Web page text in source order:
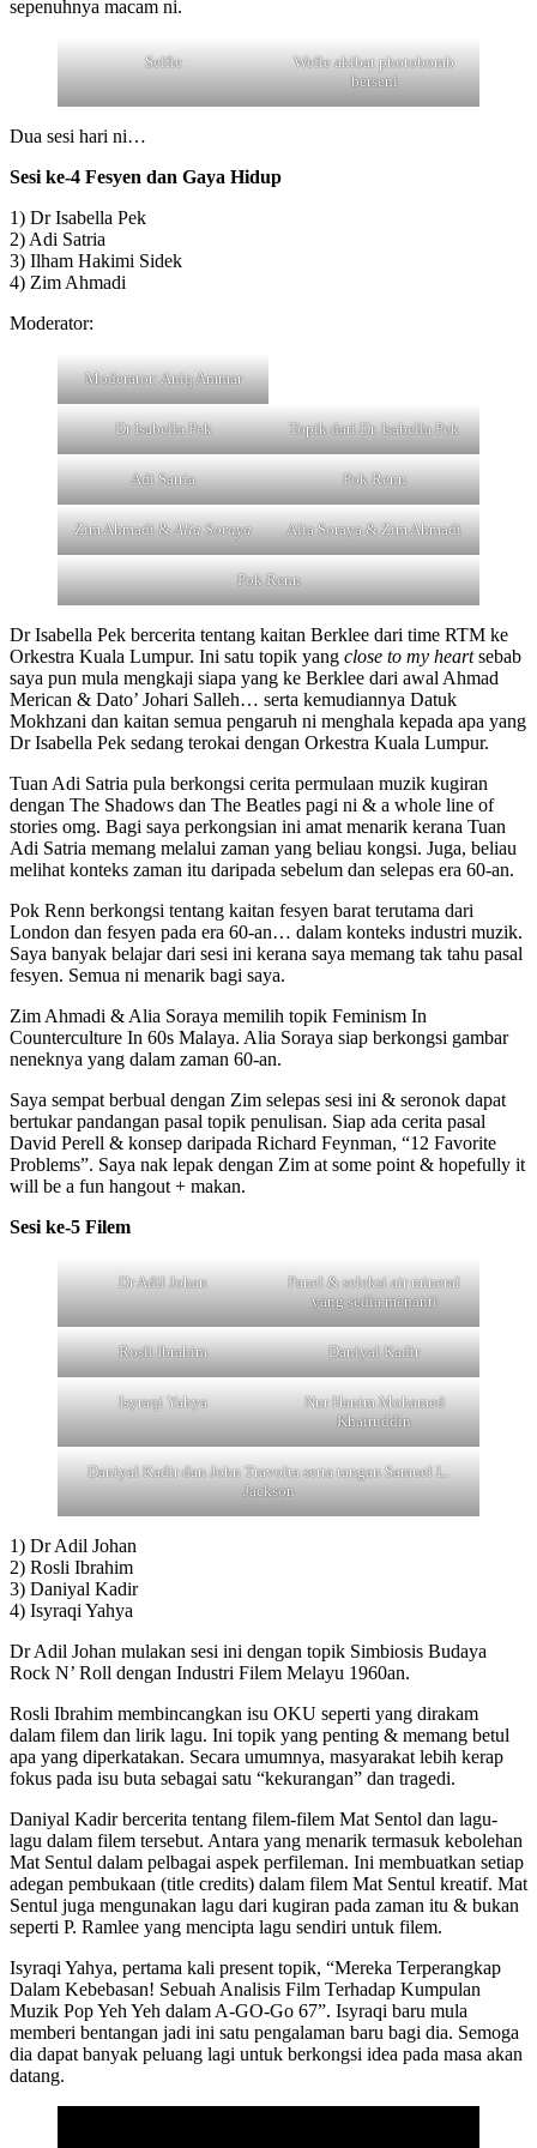
sepenuhnya macam ni.
Selfie
Wefie akibat photobomb
berseni
Dua sesi hari ni…
Sesi ke-4 Fesyen dan Gaya Hidup
1) Dr Isabella Pek
2) Adi Satria
3) Ilham Hakimi Sidek
4) Zim Ahmadi
Moderator:
Moderator: Aniq Ammar
Dr Isabella Pek Topik dari Dr. Isabella Pek
Adi Satria Pok Renn
Zim Ahmadi &Alia Soraya Alia Soraya & Zim Ahmadi
Pok Renn
Dr Isabella Pek bercerita tentang kaitan Berklee dari time RTM ke
Orkestra Kuala Lumpur. Ini satu topik yang close to my heartsebab
saya pun mula mengkaji siapa yang ke Berklee dari awal Ahmad
Merican & Dato’ Johari Salleh… serta kemudiannya Datuk
Mokhzani dan kaitan semua pengaruh ni menghala kepada apa yang
Dr Isabella Pek sedang terokai dengan Orkestra Kuala Lumpur.
Tuan Adi Satria pula berkongsi cerita permulaan muzik kugiran
dengan The Shadows dan The Beatles pagi ni & a whole line of
stories omg. Bagi saya perkongsian ini amat menarik kerana Tuan
Adi Satria memang melalui zaman yang beliau kongsi. Juga, beliau
melihat konteks zaman itu daripada sebelum dan selepas era 60-an.
Pok Renn berkongsi tentang kaitan fesyen barat terutama dari
London dan fesyen pada era 60-an… dalam konteks industri muzik.
Saya banyak belajar dari sesi ini kerana saya memang tak tahu pasal
fesyen. Semua ni menarik bagi saya.
Zim Ahmadi & Alia Soraya memilih topik Feminism In
Counterculture In 60s Malaya. Alia Soraya siap berkongsi gambar
neneknya yang dalam zaman 60-an.
Saya sempat berbual dengan Zim selepas sesi ini & seronok dapat
bertukar pandangan pasal topik penulisan. Siap ada cerita pasal
David Perell & konsep daripada Richard Feynman, “12 Favorite
Problems”. Saya nak lepak dengan Zim at some point & hopefully it
will be a fun hangout + makan.
Sesi ke-5 Filem
Dr Adil Johan
Panel & seleksi air mineral
yang sedia menanti
Rosli Ibrahim Daniyal Kadir
Isyraqi Yahya
Nur Hanim Mohamed
Khairuddin
Daniyal Kadir dan John Travolta serta tangan Samuel L.
Jackson
1) Dr Adil Johan
2) Rosli Ibrahim
3) Daniyal Kadir
4) Isyraqi Yahya
Dr Adil Johan mulakan sesi ini dengan topik Simbiosis Budaya
Rock N’ Roll dengan Industri Filem Melayu 1960an.
Rosli Ibrahim membincangkan isu OKU seperti yang dirakam
dalam filem dan lirik lagu. Ini topik yang penting & memang betul
apa yang diperkatakan. Secara umumnya, masyarakat lebih kerap
fokus pada isu buta sebagai satu “kekurangan” dan tragedi.
Daniyal Kadir bercerita tentang filem-filem Mat Sentol dan lagu-
lagu dalam filem tersebut. Antara yang menarik termasuk kebolehan
Mat Sentul dalam pelbagai aspek perfileman. Ini membuatkan setiap
adegan pembukaan (title credits) dalam filem Mat Sentul kreatif. Mat
Sentul juga mengunakan lagu dari kugiran pada zaman itu & bukan
seperti P. Ramlee yang mencipta lagu sendiri untuk filem.
Isyraqi Yahya, pertama kali present topik, “Mereka Terperangkap
Dalam Kebebasan! Sebuah Analisis Film Terhadap Kumpulan
Muzik Pop Yeh Yeh dalam A-GO-Go 67”. Isyraqi baru mula
memberi bentangan jadi ini satu pengalaman baru bagi dia. Semoga
dia dapat banyak peluang lagi untuk berkongsi idea pada masa akan
datang.